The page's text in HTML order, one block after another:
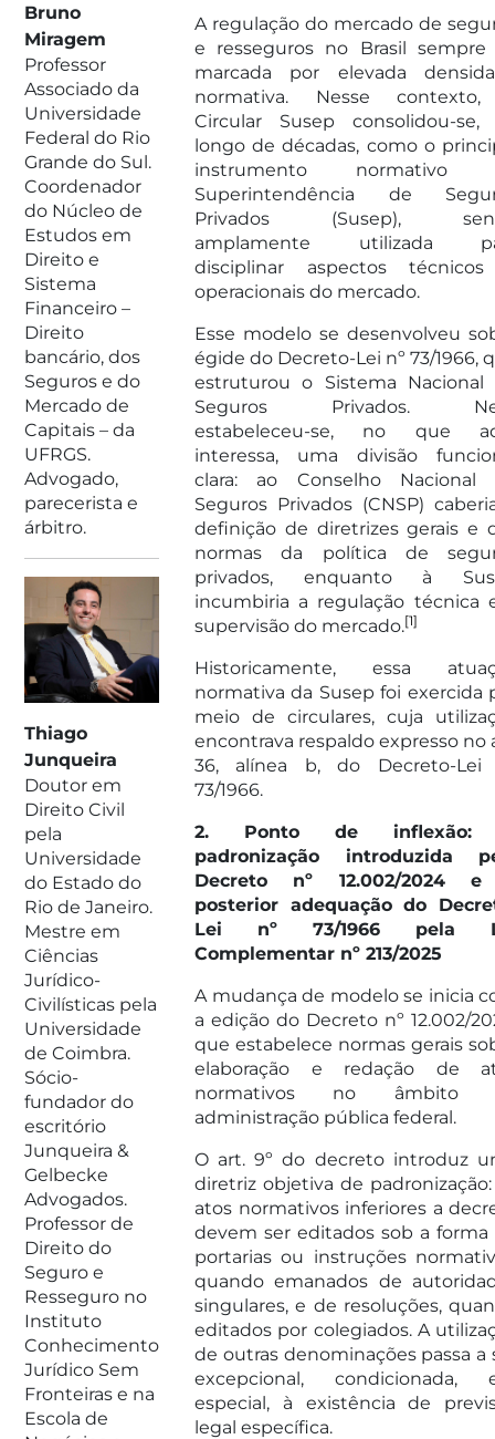
Bruno
Miragem
Professor
Associado da
Universidade
Federal do Rio
Grande do Sul.
Coordenador
do Núcleo de
Estudos em
Direito e
Sistema
Financeiro –
Direito
bancário, dos
Seguros e do
Mercado de
Capitais – da
UFRGS.
Advogado,
parecerista e
árbitro.
Thiago
Junqueira
Doutor em
Direito Civil
pela
Universidade
do Estado do
Rio de Janeiro.
Mestre em
Ciências
Jurídico-
Civilísticas pela
Universidade
de Coimbra.
Sócio-
fundador do
escritório
Junqueira &
Gelbecke
Advogados.
Professor de
Direito do
Seguro e
Resseguro no
Instituto
Conhecimento
Jurídico Sem
Fronteiras e na
Escola de
A regulação do mercado de
e resseguros no Brasil sempre
marcada por elevada
normativa. Nesse
Circular Susep consolidou-se,
longo de décadas, como o
instrumento normativo
Superintendência de
Privados (Susep),
amplamente utilizada
disciplinar aspectos
operacionais do mercado.
Esse modelo se desenvolveu
égide do Decreto-Lei nº 73/1966,
estruturou o Sistema Nacional
Seguros Privados.
estabeleceu-se, no que
interessa, uma divisão
clara: ao Conselho Nacional
Seguros Privados (CNSP)
definição de diretrizes gerais e
normas da política de
privados, enquanto à
incumbiria a regulação técnica
supervisão do mercado.[1]
Historicamente, essa
normativa da Susep foi exercida
meio de circulares, cuja
encontrava respaldo expresso no
36, alínea b, do Decreto-Lei
73/1966.
2. Ponto de inflexão:
padronização introduzida
Decreto nº 12.002/2024
posterior adequação do
Lei nº 73/1966 pela
Complementar nº 213/2025
A mudança de modelo se inicia
a edição do Decreto nº 12.002/
que estabelece normas gerais
elaboração e redação de
normativos no âmbito
administração pública federal.
O art. 9º do decreto introduz
diretriz objetiva de padronização:
atos normativos inferiores a
devem ser editados sob a forma
portarias ou instruções
quando emanados de
singulares, e de resoluções,
editados por colegiados. A
de outras denominações passa a
excepcional, condicionada,
especial, à existência de
legal específica.